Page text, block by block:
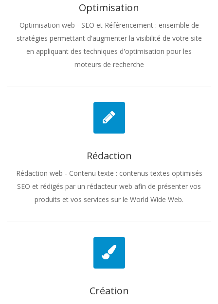
Optimisation
Optimisation web - SEO et Référencement : ensemble de
stratégies permettant d'augmenter la visibilité de votre site
en appliquant des techniques d'optimisation pour les
moteurs de recherche
Rédaction
Rédaction web - Contenu texte : contenus textes optimisés
SEO et rédigés par un rédacteur web afin de présenter vos
produits et vos services sur le World Wide Web.
Création